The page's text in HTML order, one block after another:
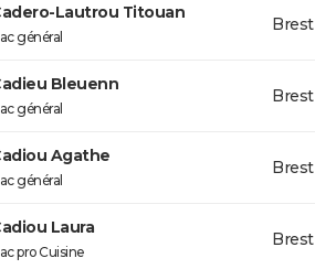
Lautrou Titouan
général
Brest
Bleuenn
général
Brest
Agathe
général
Brest
Laura
pro Cuisine
Brest